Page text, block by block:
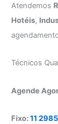
Atendemos
Hotéis,
Técnicos
Agende
Fixo:11